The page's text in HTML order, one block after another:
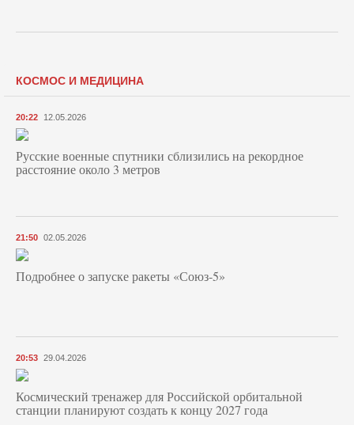
КОСМОС И МЕДИЦИНА
20:22 12.05.2026
Русские военные спутники сблизились на рекордное
расстояние около 3 метров
21:50 02.05.2026
Подробнее о запуске ракеты «Союз‑5»
20:53 29.04.2026
Космический тренажер для Российской орбитальной
станции планируют создать к концу 2027 года